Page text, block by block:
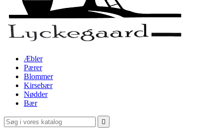
Æbler
Pærer
Blommer
Kirsebær
Nødder
Bær
